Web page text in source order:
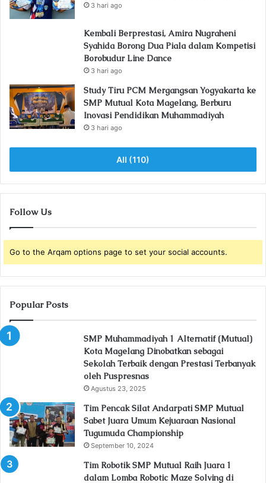
3 hari ago
Kembali Berprestasi, Amira Nugraheni
Syahida Borong Dua Piala dalam Kompetisi
Borobudur Line Dance
3 hari ago
Study Tiru PCM Mergangsan Yogyakarta ke
SMP Mutual Kota Magelang, Berburu
Inovasi Pendidikan Muhammadiyah
3 hari ago
All (110)
Follow Us
Go to the Arqam options page to set your social accounts.
Popular Posts
SMP Muhammadiyah 1 Alternatif (Mutual)
Kota Magelang Dinobatkan sebagai
Sekolah Terbaik dengan Prestasi Terbanyak
oleh Puspresnas
Agustus 23, 2025
Tim Pencak Silat Andarpati SMP Mutual
Sabet Juara Umum Kejuaraan Nasional
Tugumuda Championship
September 10, 2024
Tim Robotik SMP Mutual Raih Juara 1
dalam Lomba Robotic Maze Solving di